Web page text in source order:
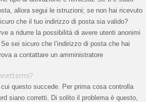
allora segui le istruzioni; se non hai ricevuto
che il tuo indirizzo di posta sia valido?
a ridurre la possibilità di avere utenti anonimi
sei sicuro che l’indirizzo di posta che hai
a contattare un amministratore
questo succede. Per prima cosa controlla
siano corretti. Di solito il problema è questo,